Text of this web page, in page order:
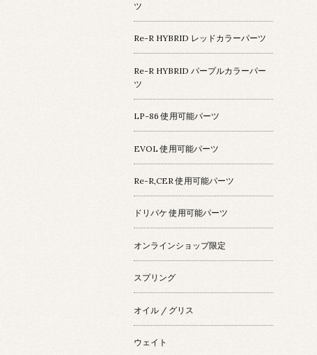
ツ
Re-R HYBRID レッドカラーパーツ
Re-R HYBRID パープルカラーパー
ツ
LP-86 使用可能パーツ
EVOL 使用可能パーツ
Re-R,CER 使用可能パーツ
ドリパケ 使用可能パーツ
オンラインショップ限定
スプリング
オイル / グリス
ウェイト